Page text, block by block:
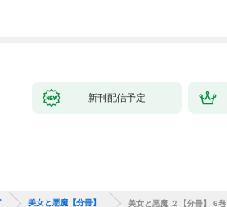
新刊配信予定
美女と悪魔【分冊】 美女と悪魔 ２【分冊】 6巻